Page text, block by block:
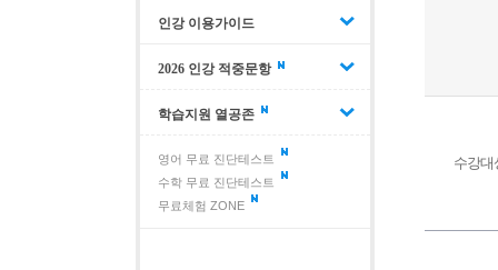
인강 이용가이드
2026 인강 적중문항
학습지원 열공존
영어 무료 진단테스트
수학 무료 진단테스트
무료체험 ZONE
수강대